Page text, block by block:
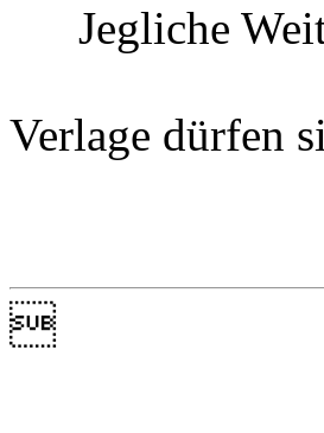
Jegliche
Verlage dürfen
